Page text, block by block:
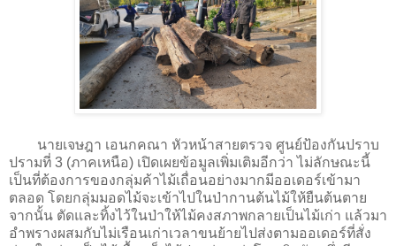
นายเจษฎา เอนกคณา หัวหน้าสายตรวจ ศูนย์ป้องกันปราบ
ปรามที่ 3 (ภาคเหนือ) เปิดเผยข้อมูลเพิ่มเติมอีกว่า ไม่ลักษณะนี้
เป็นที่ต้องการของกลุ่มค้าไม้เถื่อนอย่างมากมีออเดอร์เข้ามา
ตลอด โดยกลุ่มมอดไม้จะเข้าไปในป่ากานต้นไม้ให้ยืนต้นตาย
จากนั้น ตัดและทิ้งไว้ในป่าให้ไม้คงสภาพกลายเป็นไม้เก่า แล้วมา
อำพรางผสมกับไม่เรือนเก่าเวลาขนย้ายไปส่งตามออเดอร์ที่สั่ง